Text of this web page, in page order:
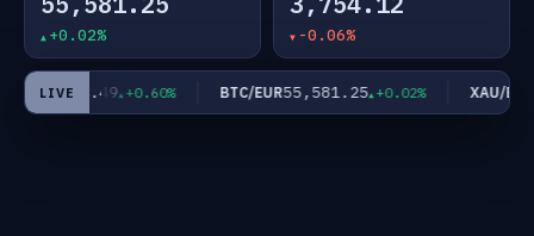
+0.02% -0.06%
LIVE
JPY183.49 +0.60% BTC/EUR55,581.25 +0.02% XAU/EUR